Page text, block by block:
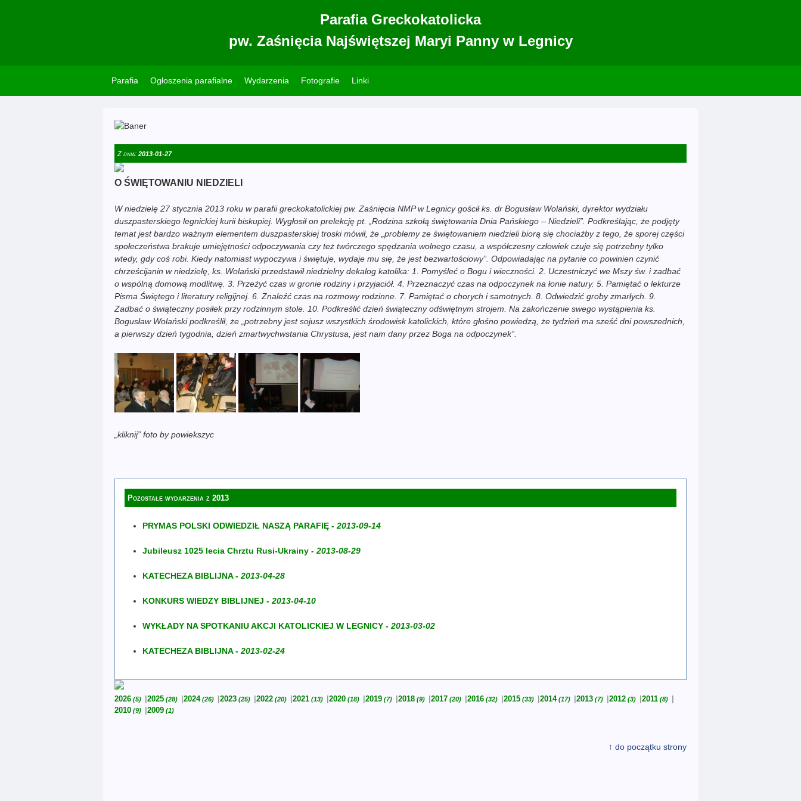
Parafia Greckokatolicka
pw. Zaśnięcia Najświętszej Maryi Panny w Legnicy
Parafia Ogłoszenia parafialne Wydarzenia Fotografie Linki
Z dnia: 2013-01-27
O ŚWIĘTOWANIU NIEDZIELI
W niedzielę 27 stycznia 2013 roku w parafii greckokatolickiej pw. Zaśnięcia NMP w Legnicy gościł ks. dr Bogusław Wolański, dyrektor wydziału
duszpasterskiego legnickiej kurii biskupiej. Wygłosił on prelekcję pt. „Rodzina szkołą świętowania Dnia Pańskiego – Niedzieli”. Podkreślając, że podjęty
temat jest bardzo ważnym elementem duszpasterskiej troski mówił, że „problemy ze świętowaniem niedzieli biorą się chociażby z tego, że sporej części
społeczeństwa brakuje umiejętności odpoczywania czy też twórczego spędzania wolnego czasu, a współczesny człowiek czuje się potrzebny tylko
wtedy, gdy coś robi. Kiedy natomiast wypoczywa i świętuje, wydaje mu się, że jest bezwartościowy”. Odpowiadając na pytanie co powinien czynić
chrześcijanin w niedzielę, ks. Wolański przedstawił niedzielny dekalog katolika: 1. Pomyśleć o Bogu i wieczności. 2. Uczestniczyć we Mszy św. i zadbać
o wspólną domową modlitwę. 3. Przeżyć czas w gronie rodziny i przyjaciół. 4. Przeznaczyć czas na odpoczynek na łonie natury. 5. Pamiętać o lekturze
Pisma Świętego i literatury religijnej. 6. Znaleźć czas na rozmowy rodzinne. 7. Pamiętać o chorych i samotnych. 8. Odwiedzić groby zmarłych. 9.
Zadbać o świąteczny posiłek przy rodzinnym stole. 10. Podkreślić dzień świąteczny odświętnym strojem. Na zakończenie swego wystąpienia ks.
Bogusław Wolański podkreślił, że „potrzebny jest sojusz wszystkich środowisk katolickich, które głośno powiedzą, że tydzień ma sześć dni powszednich,
a pierwszy dzień tygodnia, dzień zmartwychwstania Chrystusa, jest nam dany przez Boga na odpoczynek”.
„kliknij” foto by powiekszyc
Pozostałe wydarzenia z 2013
PRYMAS POLSKI ODWIEDZIŁ NASZĄ PARAFIĘ - 2013-09-14
Jubileusz 1025 lecia Chrztu Rusi-Ukrainy - 2013-08-29
KATECHEZA BIBLIJNA - 2013-04-28
KONKURS WIEDZY BIBLIJNEJ - 2013-04-10
WYKŁADY NA SPOTKANIU AKCJI KATOLICKIEJ W LEGNICY - 2013-03-02
KATECHEZA BIBLIJNA - 2013-02-24
2026 (5) 2025 (28) 2024(26) 2023 (25) 2022 (20) 2021 (13) 2020 (18) 2019 (7) 2018 (9) 2017 (20) 2016 (32) 2015 (33) 2014(17) 2013 (7) 2012 (3) 2011 (8)
2010 (9) 2009 (1)
↑ do początku strony